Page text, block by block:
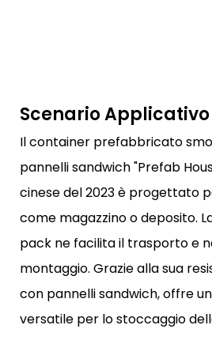
Scenario Applicativo
Il container prefabbricato
pannelli sandwich "Prefab
cinese del 2023 è progettato
come magazzino o deposito.
pack ne facilita il trasporto e
montaggio. Grazie alla sua
con pannelli sandwich, offre
versatile per lo stoccaggio